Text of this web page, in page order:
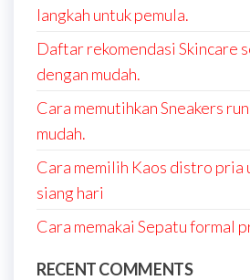
langkah untuk pemula.
Daftar rekomendasi Skincare
dengan mudah.
Cara memutihkan Sneakers
mudah.
Cara memilih Kaos distro pria
siang hari
Cara memakai Sepatu formal
RECENT COMMENTS